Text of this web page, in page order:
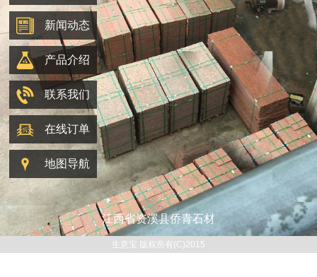
新闻动态
产品介绍
联系我们
在线订单
地图导航
江西省资溪县侨青石材
生意宝 版权所有(C)2015